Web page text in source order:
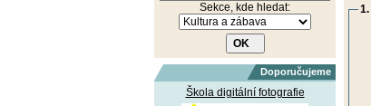
Sekce, kde hledat:
Doporučujeme
Škola digitální fotografie